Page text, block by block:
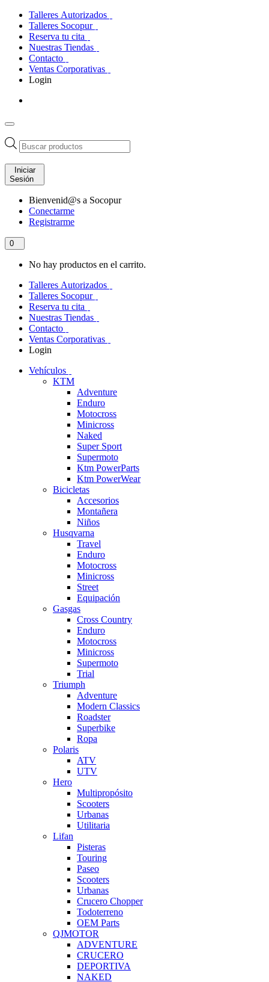
Talleres Autorizados
Talleres Socopur
Reserva tu cita
Nuestras Tiendas
Contacto
Ventas Corporativas
Login
Búsqueda
de
productos
Iniciar
Sesión
Bienvenid@s a Socopur
Conectarme
Registrarme
0
No hay productos en el carrito.
Talleres Autorizados
Talleres Socopur
Reserva tu cita
Nuestras Tiendas
Contacto
Ventas Corporativas
Login
Vehículos
KTM
Adventure
Enduro
Motocross
Minicross
Naked
Super Sport
Supermoto
Ktm PowerParts
Ktm PowerWear
Bicicletas
Accesorios
Montañera
Niños
Husqvarna
Travel
Enduro
Motocross
Minicross
Street
Equipación
Gasgas
Cross Country
Enduro
Motocross
Minicross
Supermoto
Trial
Triumph
Adventure
Modern Classics
Roadster
Superbike
Ropa
Polaris
ATV
UTV
Hero
Multipropósito
Scooters
Urbanas
Utilitaria
Lifan
Pisteras
Touring
Paseo
Scooters
Urbanas
Crucero Chopper
Todoterreno
OEM Parts
QJMOTOR
ADVENTURE
CRUCERO
DEPORTIVA
NAKED